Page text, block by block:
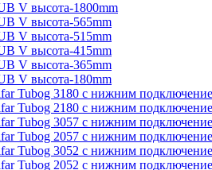
V высота-1800mm
V высота-565mm
V высота-515mm
V высота-415mm
V высота-365mm
V высота-180mm
Tubog 3180 с нижним
Tubog 2180 с нижним
Tubog 3057 с нижним
Tubog 2057 с нижним
Tubog 3052 с нижним
Tubog 2052 с нижним